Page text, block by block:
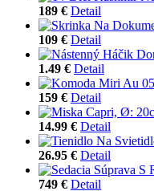
189 € Detail
109 € Detail
1.49 € Detail
159 € Detail
14.99 € Detail
26.95 € Detail
749 € Detail